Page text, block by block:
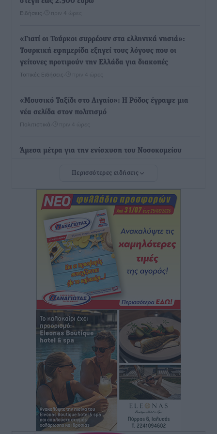
Ειδήσεις πριν 4 ώρες
«Γιατί οι Τούρκοι συρρέουν στα ελληνικά νησιά»:
Τουρκική εφημερίδα εξηγεί τους λόγους που οι
γείτονες προτιμούν την Ελλάδα για διακοπές
Τοπικές Ειδήσεις πριν 4 ώρες
«Μουσικό Ταξίδι στο Αιγαίο»: Η Ρόδος έγραψε μια
νέα σελίδα στον πολιτισμό
Πολιτιστικά πριν 4 ώρες
Άμεσα μέτρα για την ενίσχυση του Νοσοκομείου
ανακοίνωσε ο Άδωνις Γεωργιάδης
Iατρικός Σύλλογος Ροδου προς Α. Γεωργιάδη:
Στρατηγικές Προτάσεις για την Ενίσχυση της
Δημόσιας Υγείας στη Νησιωτική Ελλάδα και στα
Νοσοκομεία της Γ΄ Ζώνης
Τοπικές Ειδήσεις πριν 5 ώρες
Πάνθηρες: Ξεκίνησαν αισιόδοξοι για την παρθενική
“πτήση” τους
Αθλητικά• πριν 5 ώρες
Άρης Αρχαγγέλου: Στο πλευρό του άτυχου Ιάκωβου
Αθλητικά• πριν 5 ώρες
Φοίβος: Η μεγάλη επιστροφή του Μπρένο Σαλβατιέρα
πριν 5 ώρες
Κλεάνθης: Έτοιμες οι κάρτες διαρκείας της νέας
Περισσότερες ειδήσεις